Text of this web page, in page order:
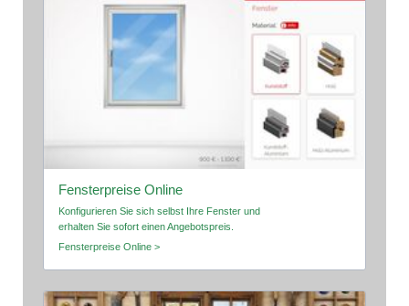
Fensterpreise Online
Konfigurieren Sie sich selbst Ihre Fenster und
erhalten Sie sofort einen Angebotspreis.
Fensterpreise Online >